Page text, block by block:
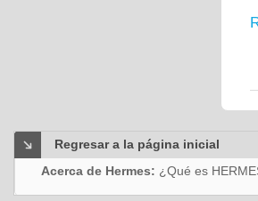
Regresar a la página inicial
Acerca de Hermes: ¿Qué es